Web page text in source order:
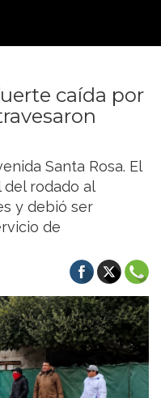
caída por
Santa Rosa. El
rodado al
y debió ser
de